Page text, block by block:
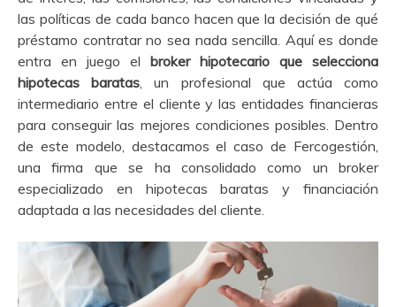
las políticas de cada banco hacen que la decisión de qué
préstamo contratar no sea nada sencilla. Aquí es donde
entra en juego el broker hipotecario que selecciona
hipotecas baratas, un profesional que actúa como
intermediario entre el cliente y las entidades financieras
para conseguir las mejores condiciones posibles. Dentro
de este modelo, destacamos el caso de Fercogestión,
una firma que se ha consolidado como un broker
especializado en hipotecas baratas y financiación
adaptada a las necesidades del cliente.